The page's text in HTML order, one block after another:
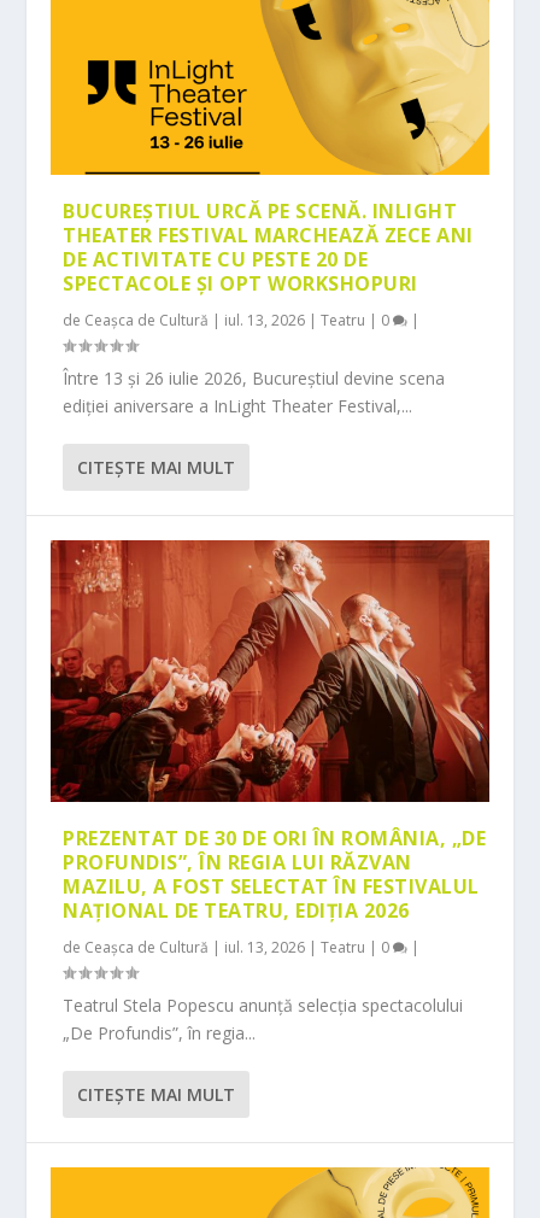
BUCUREȘTIUL URCĂ PE SCENĂ. INLIGHT
THEATER FESTIVAL MARCHEAZĂ ZECE ANI
DE ACTIVITATE CU PESTE 20 DE
SPECTACOLE ȘI OPT WORKSHOPURI
de Ceașca de Cultură | iul. 13, 2026 |Teatru | 0 |
Între 13 și 26 iulie 2026, Bucureștiul devine scena
ediției aniversare a InLight Theater Festival,...
CITEŞTE MAI MULT
PREZENTAT DE 30 DE ORI ÎN ROMÂNIA, „DE
PROFUNDIS”, ÎN REGIA LUI RĂZVAN
MAZILU, A FOST SELECTAT ÎN FESTIVALUL
NAȚIONAL DE TEATRU, EDIȚIA 2026
de Ceașca de Cultură | iul. 13, 2026 |Teatru | 0 |
Teatrul Stela Popescu anunță selecția spectacolului
„De Profundis”, în regia...
CITEŞTE MAI MULT